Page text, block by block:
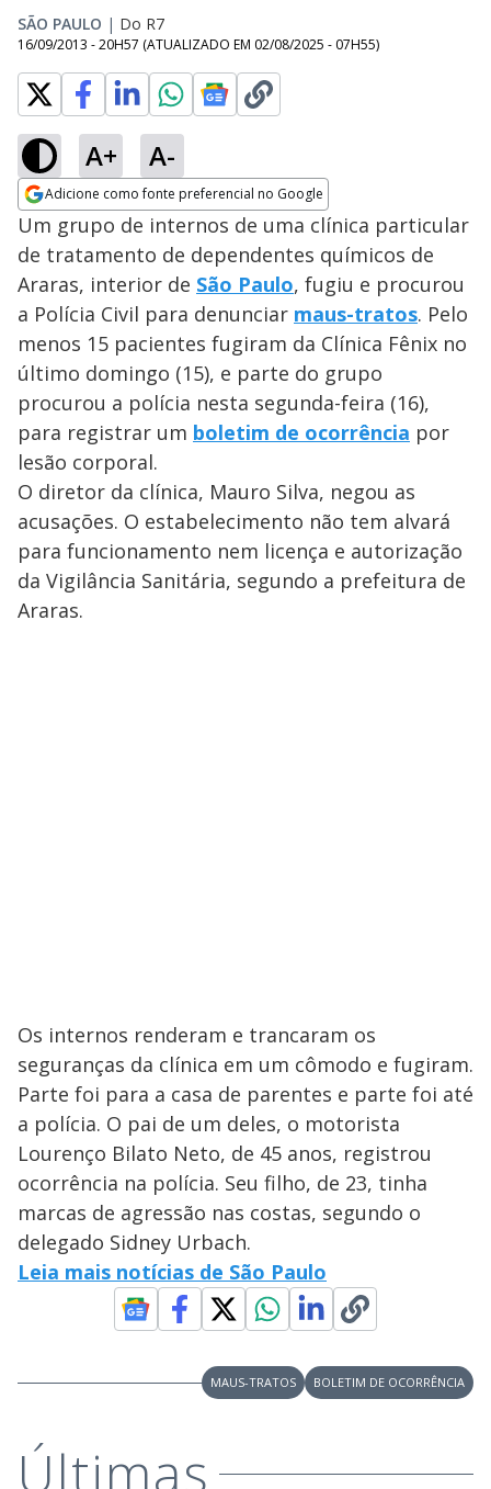
SÃO PAULO | Do R7
16/09/2013 - 20H57 (ATUALIZADO EM 02/08/2025 - 07H55)
A+ A-
Adicione como fonte preferencial no Google
Opens in new window
Um grupo de internos de uma clínica particular
de tratamento de dependentes químicos de
Araras, interior de São Paulo, fugiu e procurou
a Polícia Civil para denunciar maus-tratos. Pelo
menos 15 pacientes fugiram da Clínica Fênix no
último domingo (15), e parte do grupo
procurou a polícia nesta segunda-feira (16),
para registrar um boletim de ocorrência por
lesão corporal.
O diretor da clínica, Mauro Silva, negou as
acusações. O estabelecimento não tem alvará
para funcionamento nem licença e autorização
da Vigilância Sanitária, segundo a prefeitura de
Araras.
Os internos renderam e trancaram os
seguranças da clínica em um cômodo e fugiram.
Parte foi para a casa de parentes e parte foi até
a polícia. O pai de um deles, o motorista
Lourenço Bilato Neto, de 45 anos, registrou
ocorrência na polícia. Seu filho, de 23, tinha
marcas de agressão nas costas, segundo o
delegado Sidney Urbach.
Leia mais notícias de São Paulo
MAUS-TRATOS BOLETIM DE OCORRÊNCIA
Últimas